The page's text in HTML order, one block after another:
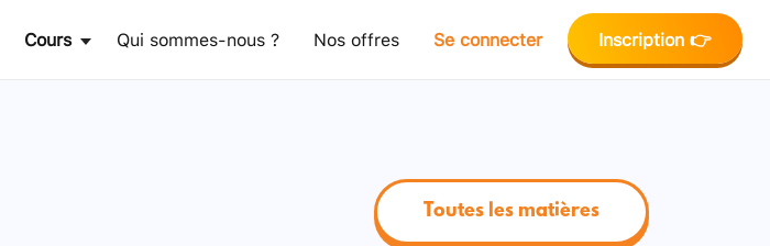
Cours Qui sommes-nous ? Nos offres Se connecter Inscription 👉
Toutes les matières